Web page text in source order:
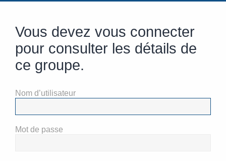
Vous devez vous connecter
pour consulter les détails de
ce groupe.
Nom d’utilisateur
Mot de passe